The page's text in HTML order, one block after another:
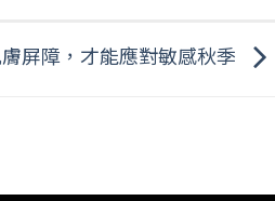
屏障，才能應對敏感秋季